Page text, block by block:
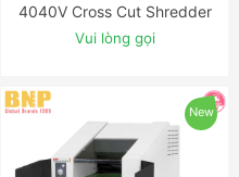
4040V Cross Cut Shredder
Baler Combination
Vui lòng gọi
New